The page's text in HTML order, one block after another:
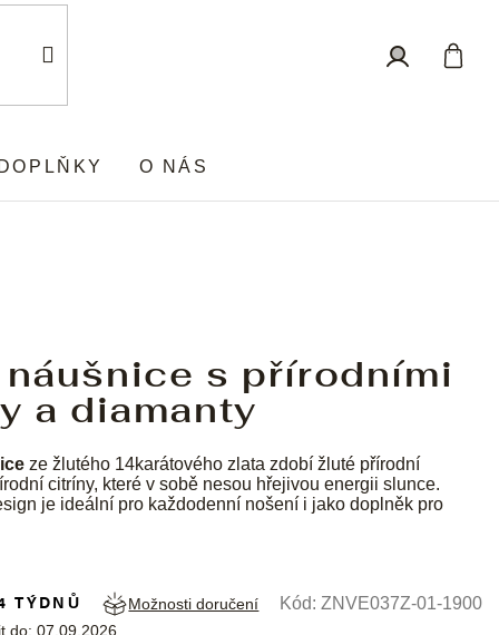
DOPLŇKY O NÁS
s přírodními
a diamanty
ze žlutého 14karátového zlata zdobí žluté přírodní
citríny, které v sobě nesou hřejivou energii slunce.
je ideální pro každodenní nošení i jako doplněk pro
TÝDNŮ
do: 07.09.2026
Možnosti doručení Kód: ZNVE037Z-01-1900